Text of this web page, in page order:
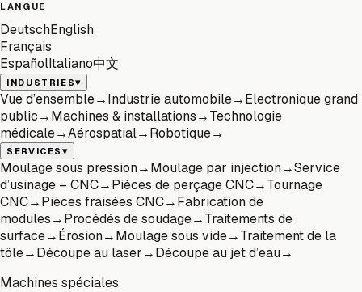
LANGUE
DeutschEnglish
Français
EspañolItaliano中文
INDUSTRIES▾
Vue d’ensemble→Industrie automobile→Electronique grand
public→Machines & installations→Technologie
médicale→Aérospatial→Robotique→
SERVICES▾
Moulage sous pression→Moulage par injection→Service
d’usinage – CNC→Pièces de perçage CNC→Tournage
CNC→Pièces fraisées CNC→Fabrication de
modules→Procédés de soudage→Traitements de
surface→Érosion→Moulage sous vide→Traitement de la
tôle→Découpe au laser→Découpe au jet d’eau→
Machines spéciales